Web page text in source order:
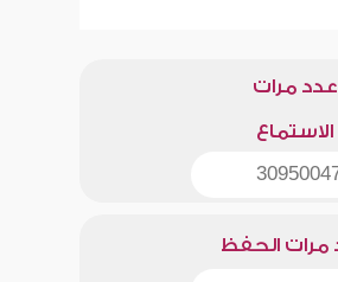
عدد مرات
الاستماع
مرات الحفظ